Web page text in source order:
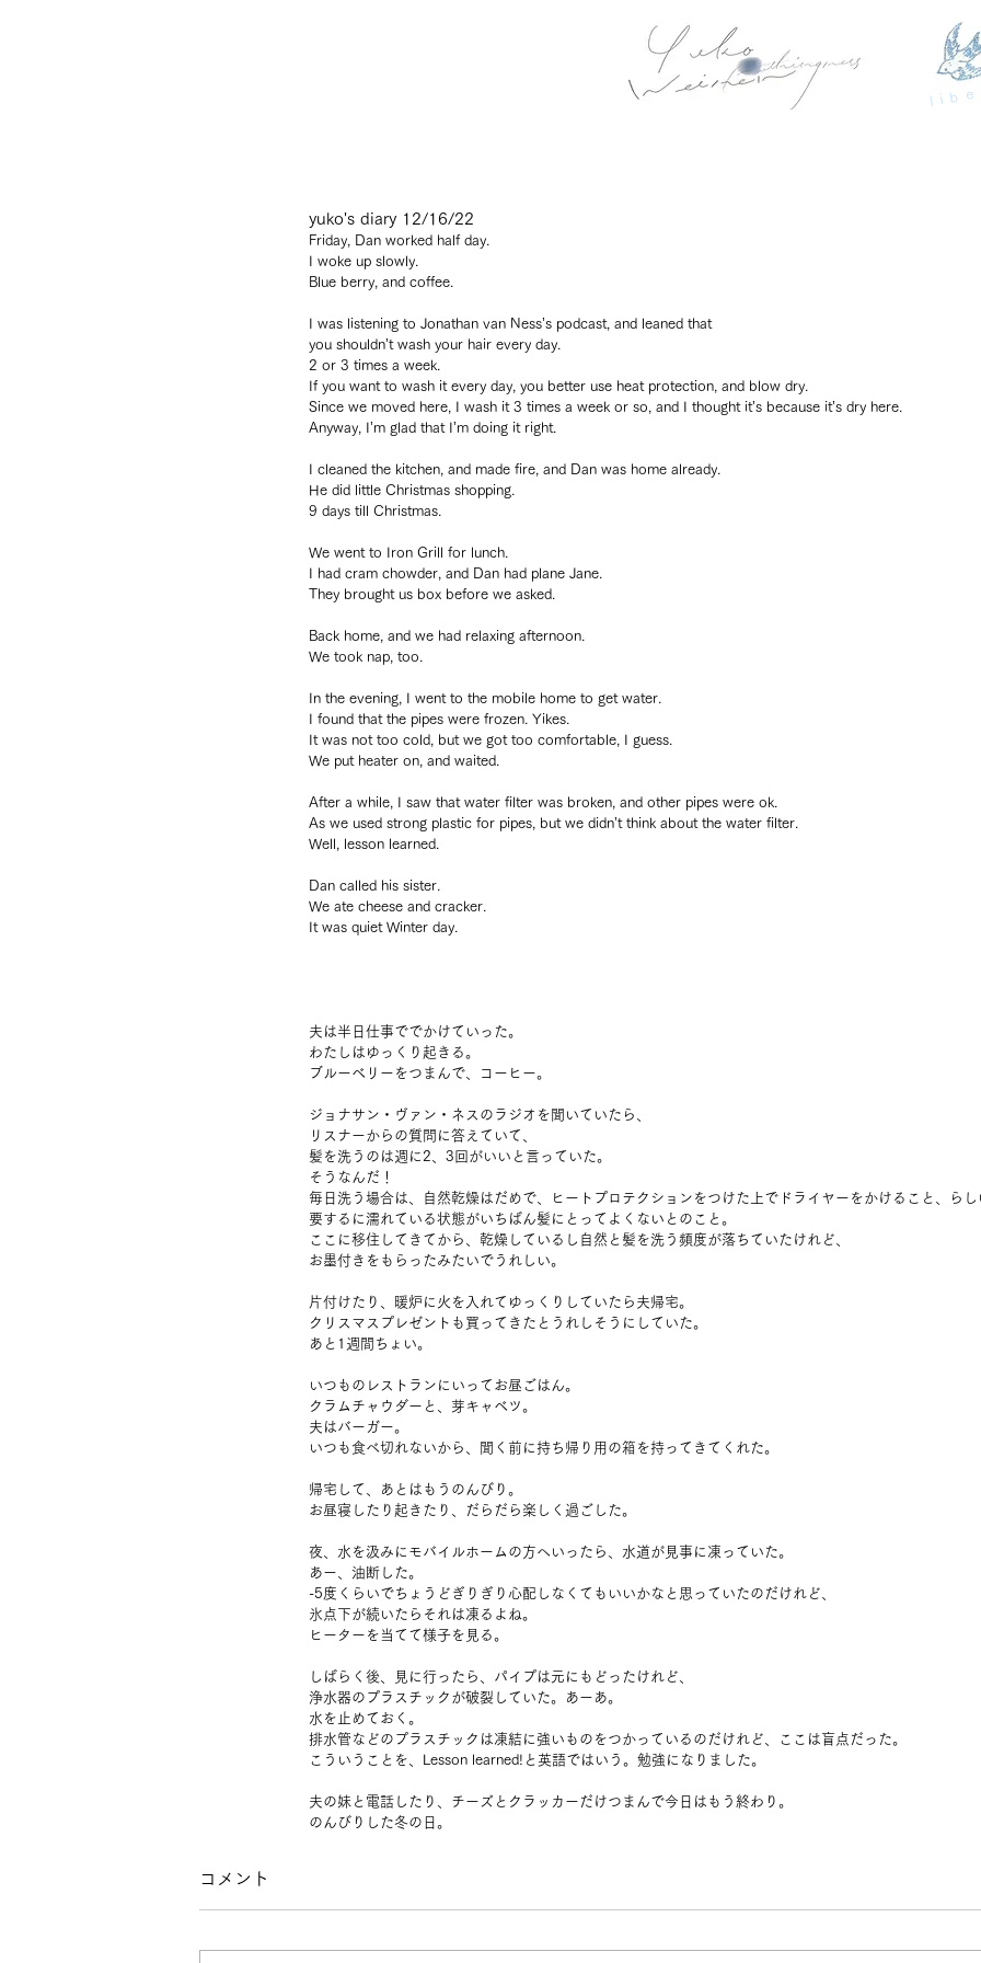
yuko's diary 12/16/22
Friday, Dan worked half day.
I woke up slowly.
Blue berry, and coffee.
I was listening to Jonathan van Ness’s podcast, and leaned that
you shouldn’t wash your hair every day.
2 or 3 times a week.
If you want to wash it every day, you better use heat protection, and blow dry.
Since we moved here, I wash it 3 times a week or so, and I thought it’s because it’s dry here.
Anyway, I’m glad that I’m doing it right.
I cleaned the kitchen, and made fire, and Dan was home already.
He did little Christmas shopping.
9 days till Christmas.
We went to Iron Grill for lunch.
I had cram chowder, and Dan had plane Jane.
They brought us box before we asked.
Back home, and we had relaxing afternoon.
We took nap, too.
In the evening, I went to the mobile home to get water.
I found that the pipes were frozen. Yikes.
It was not too cold, but we got too comfortable, I guess.
We put heater on, and waited.
After a while, I saw that water filter was broken, and other pipes were ok.
As we used strong plastic for pipes, but we didn’t think about the water filter.
Well, lesson learned.
Dan called his sister.
We ate cheese and cracker.
It was quiet Winter day.
夫は半日仕事ででかけていった。
わたしはゆっくり起きる。
ブルーベリーをつまんで、コーヒー。
ジョナサン・ヴァン・ネスのラジオを聞いていたら、
リスナーからの質問に答えていて、
髪を洗うのは週に2、3回がいいと言っていた。
そうなんだ！
毎日洗う場合は、自然乾燥はだめで、ヒートプロテクションをつけた上でドライヤーをかけること、らし
要するに濡れている状態がいちばん髪にとってよくないとのこと。
ここに移住してきてから、乾燥しているし自然と髪を洗う頻度が落ちていたけれど、
お墨付きをもらったみたいでうれしい。
片付けたり、暖炉に火を入れてゆっくりしていたら夫帰宅。
クリスマスプレゼントも買ってきたとうれしそうにしていた。
あと1週間ちょい。
いつものレストランにいってお昼ごはん。
クラムチャウダーと、芽キャベツ。
夫はバーガー。
いつも食べ切れないから、聞く前に持ち帰り用の箱を持ってきてくれた。
帰宅して、あとはもうのんびり。
お昼寝したり起きたり、だらだら楽しく過ごした。
夜、水を汲みにモバイルホームの方へいったら、水道が見事に凍っていた。
あー、油断した。
-5度くらいでちょうどぎりぎり心配しなくてもいいかなと思っていたのだけれど、
氷点下が続いたらそれは凍るよね。
ヒーターを当てて様子を見る。
しばらく後、見に行ったら、パイプは元にもどったけれど、
浄水器のプラスチックが破裂していた。あーあ。
水を止めておく。
排水管などのプラスチックは凍結に強いものをつかっているのだけれど、ここは盲点だった。
こういうことを、Lesson learned!と英語ではいう。勉強になりました。
夫の妹と電話したり、チーズとクラッカーだけつまんで今日はもう終わり。
のんびりした冬の日。
コメント